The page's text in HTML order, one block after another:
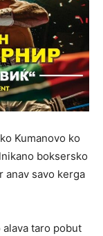
Kumanovo ko
boksersko
anav savo kerga
taro pobut